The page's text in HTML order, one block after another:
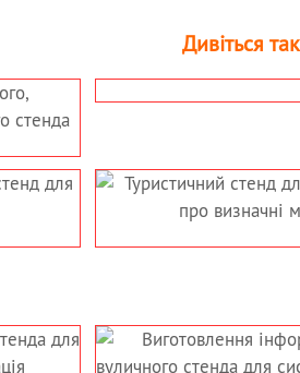
Дивіться
ВУЛИЧНИЙ СТЕНД З
ПІД СТАРОВИНУ
НАВІГАЦІЙНИЙ